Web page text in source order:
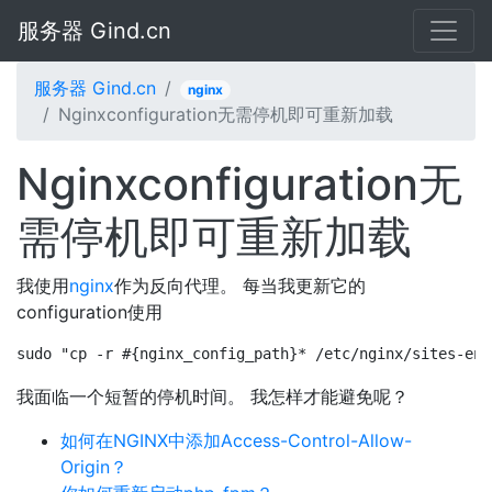
服务器 Gind.cn
服务器 Gind.cn nginx
Nginxconfiguration无需停机即可重新加载
Nginxconfiguration无
需停机即可重新加载
我使用nginx作为反向代理。 每当我更新它的
configuration使用
sudo "cp -r #{nginx_config_path}* /etc/nginx/sites-
我面临一个短暂的停机时间。 我怎样才能避免呢？
如何在NGINX中添加Access-Control-Allow-
Origin？